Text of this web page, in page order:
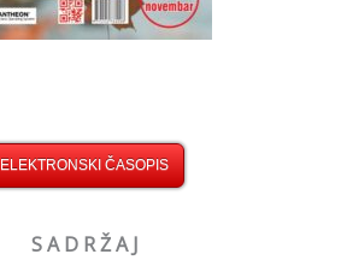
ELEKTRONSKI ČASOPIS
S A D R Ž A J